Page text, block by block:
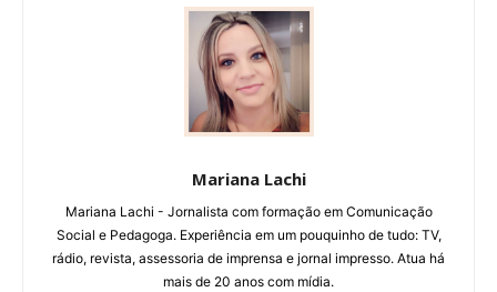
Mariana Lachi
Mariana Lachi - Jornalista com formação em Comunicação
Social e Pedagoga. Experiência em um pouquinho de tudo: TV,
rádio, revista, assessoria de imprensa e jornal impresso. Atua há
mais de 20 anos com mídia.